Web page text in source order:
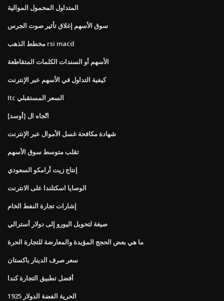
المتداول المحمول الموالية
سوق الأسهم إغلاق تأثير صوت الجرس
مخطط الذهب rsi macd
الأسهم أو السندات الكلمات المتقاطعة
كيفية التداول في الأسهم عبر الإنترنت
Itc السعر المستقبلي
اتّجاه ال [أوسد]
شهادة مكافحة غسل الأموال عبر الإنترنت
تقلب متوسط ​​سوق الأسهم
إنتاج زيت أرامكو السعودي
الوصايا اسكتلندا على الانترنت
إشارات تجارة النفط الخام
صيغة لتحويل اليورو إلى دولار أسترالي
ما هي بعض الحجج المؤيدة والمعارضة للتجارة الحرة
سعر صرف الدينار باكستان
أفضل تطبيق التجارة كندا
الحرية الفضة الدولار 1925